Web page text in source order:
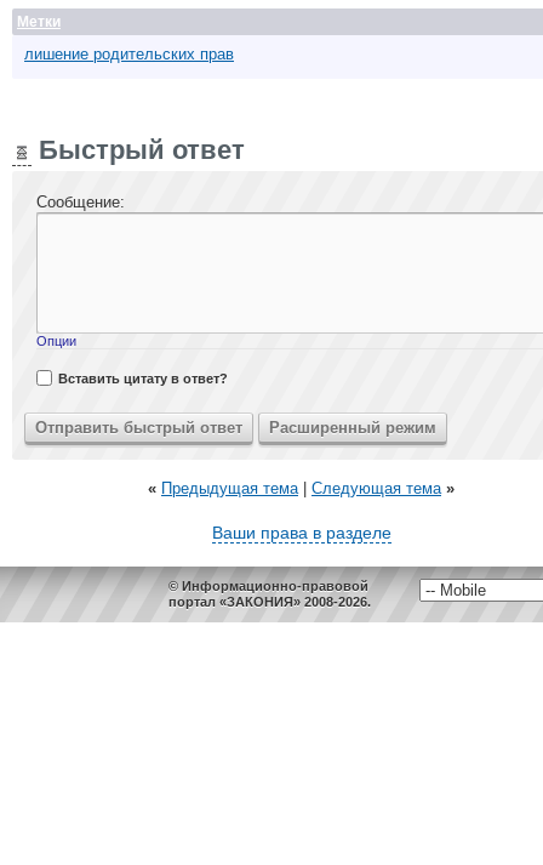
Метки
лишение родительских прав
Быстрый ответ
Сообщение:
Опции
Вставить цитату в ответ?
« Предыдущая тема| Следующая тема »
Ваши права в разделе
© Информационно-правовой
портал «ЗАКОНИЯ» 2008-2026.